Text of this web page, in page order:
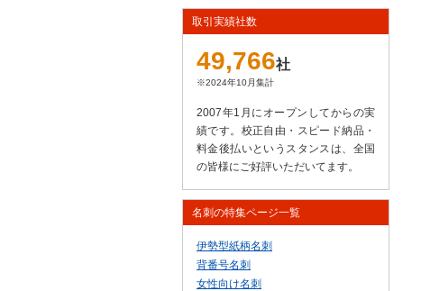
取引実績社数
49,766社
※2024年10月集計
2007年1月にオープンしてからの実
績です。校正自由・スピード納品・
料金後払いというスタンスは、全国
の皆様にご好評いただいてます。
名刺の特集ページ一覧
伊勢型紙柄名刺
背番号名刺
女性向け名刺